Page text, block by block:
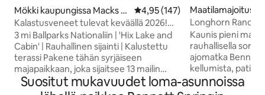
Mökki kaupungissa Macks C
reek
Keskimääräinen arvio 4,95/5,
4,95 (147)
Kalastusveneet tulevat keväällä 2026!
Macks Creekin mökki
3 mi Ballparks Nationaliin | 'Hix Lake and
Cabin' | Rauhallinen sijainti | Kalustettu
terassi Pakene tähän syrjäiseen
majapaikkaan, joka sijaitsee 13 mailin
päässä Camdentonista ja 25 mailin
päässä Ozarkin järvestä! Macks
Maatilamajoitus
a Phillipsburg
Longhorn Ranch,
kalusteita
Kaunis pieni
rauhallisella
ajomatka Bennett
kellumista,
varten. Nauti
pohjaratkaisusta,
Suositut mukavuudet loma-asunnoissa